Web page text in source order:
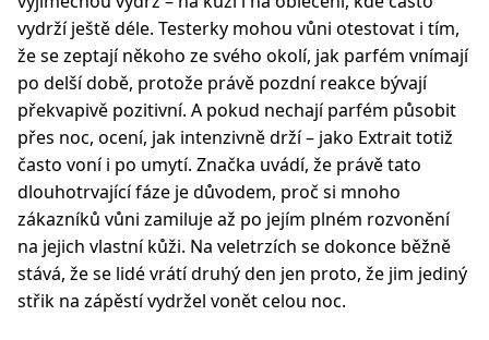
vydrží ještě déle. Testerky mohou vůni otestovat i tím,
že se zeptají někoho ze svého okolí, jak parfém vnímají
po delší době, protože právě pozdní reakce bývají
překvapivě pozitivní. A pokud nechají parfém působit
přes noc, ocení, jak intenzivně drží – jako Extrait totiž
často voní i po umytí. Značka uvádí, že právě tato
dlouhotrvající fáze je důvodem, proč si mnoho
zákazníků vůni zamiluje až po jejím plném rozvonění
na jejich vlastní kůži. Na veletrzích se dokonce běžně
stává, že se lidé vrátí druhý den jen proto, že jim jediný
střik na zápěstí vydržel vonět celou noc.